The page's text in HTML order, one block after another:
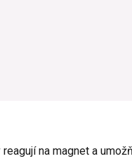
na magnet a